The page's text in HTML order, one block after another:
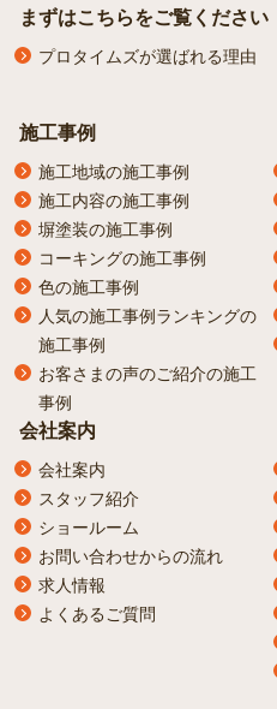
まずはこちらをご覧ください
プロタイムズが選ばれる理由
施工事例
施工地域の施工事例
施工内容の施工事例
塀塗装の施工事例
コーキングの施工事例
色の施工事例
人気の施工事例ランキングの
施工事例
お客さまの声のご紹介の施工
事例
会社案内
会社案内
スタッフ紹介
ショールーム
お問い合わせからの流れ
求人情報
よくあるご質問